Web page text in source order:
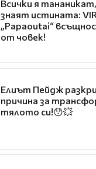
Всички я
знаят истината:
„Papaoutai“
от човек!
Елиът Пейдж
причина за
тялото си!😯💥